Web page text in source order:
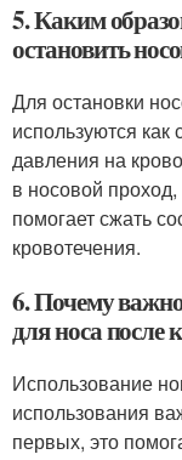
5. Каким
остановить
Для остановки
используются как
давления на
в носовой
помогает сжать
кровотечения.
6. Почему
для носа после
Использование
использования
первых, это